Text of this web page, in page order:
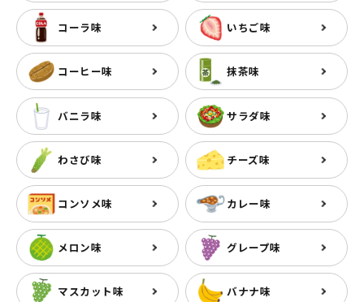
コーラ味 いちご味
コーヒー味 抹茶味
バニラ味 サラダ味
わさび味 チーズ味
コンソメ味 カレー味
メロン味 グレープ味
マスカット味 バナナ味